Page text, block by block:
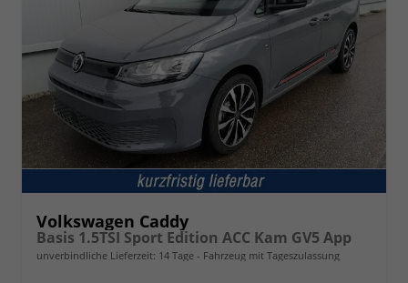
Volkswagen Caddy
Basis 1.5TSI Sport Edition ACC Kam GV5 App
unverbindliche Lieferzeit: 14 Tage Fahrzeug mit Tageszulassung